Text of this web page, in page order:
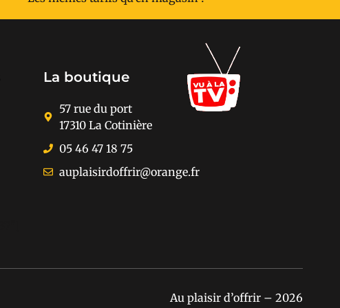
La boutique
57 rue du port
17310 La Cotinière
05 46 47 18 75
auplaisirdoffrir@orange.fr
Au plaisir d’offrir – 2026